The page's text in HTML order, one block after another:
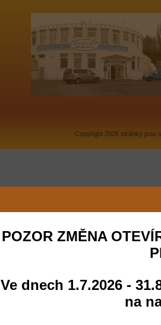
POZOR ZMĚNA
Ve dnech 1.7.2026 -
na
Copyright 2026 stránky jsou